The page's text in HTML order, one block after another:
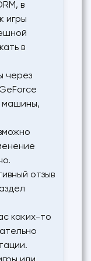
в
игры
в
через
машины,
отзыв
каких-то